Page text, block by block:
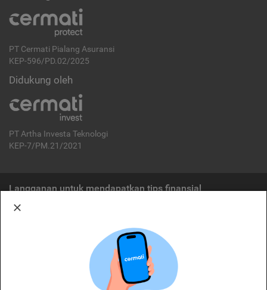
PT Cermati Pialang Asuransi
KEP-596/PD.02/2025
Didukung oleh
PT Artha Investa Teknologi
KEP-7/PM.21/2021
Langganan untuk mendapatkan tips finansial
Cermati merupakan penyelenggara agregasi jasa keuangan yang terdaftar di
OJK. Oleh karena itu, produk dan/atau layanan jasa keuangan yang
ditawarkan bukan merupakan produk dan/atau layanan jasa keuangan yang
diterbitkan oleh Cermati dan Cermati tidak bertanggung jawab atas tuntutan